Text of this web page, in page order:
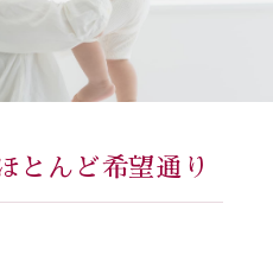
とんど希望通り